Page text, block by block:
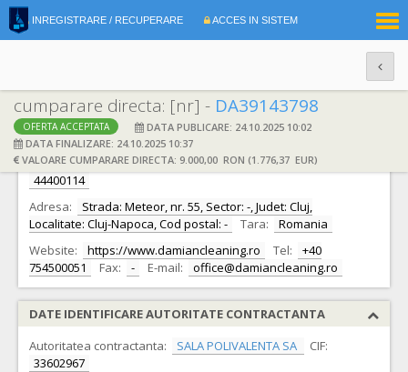
INREGISTRARE / RECUPERARE ACCES IN SISTEM
cumparare directa: [nr] - DA39143798
OFERTA ACCEPTATA
DATA PUBLICARE: 24.10.2025 10:02
DATA FINALIZARE: 24.10.2025 10:37
VALOARE CUMPARARE DIRECTA: 9.000,00 RON (1.776,37 EUR)
DATE IDENTIFICARE OFERTANT
Ofertant: S.C. DAMIAN CLEANING SERVICES S.R.L.
CIF:
44400114
Adresa:
Strada: Meteor, nr. 55, Sector: -, Judet: Cluj,
Localitate: Cluj-Napoca, Cod postal: -
Tara:
Romania
Website:
https://www.damiancleaning.ro Tel:
+40
754500051
Fax: - E-mail: office@damiancleaning.ro
DATE IDENTIFICARE AUTORITATE CONTRACTANTA
Autoritatea contractanta:
SALA POLIVALENTA SA
CIF:
33602967